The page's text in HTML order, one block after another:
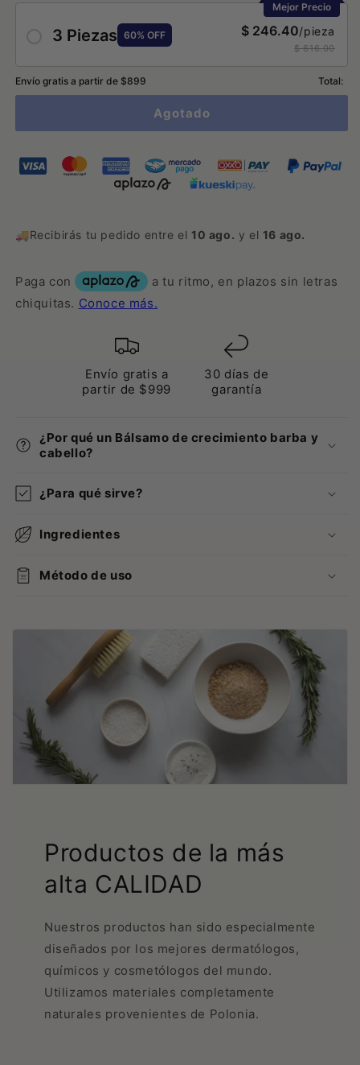
3 Piezas 60% OFF
Mejor Precio
$ 246.40/pieza
$ 616.00
Envío gratis a partir de $899 Total:
Agotado
🚚Recibirás tu pedido entre el 10 ago. y el 16 ago.
Envío gratis a
partir de $999
30 días de
garantía
¿Por qué un Bálsamo de crecimiento barba y
cabello?
¿Para qué sirve?
Ingredientes
Método de uso
Productos de la más
alta CALIDAD
Nuestros productos han sido especialmente
diseñados por los mejores dermatólogos,
químicos y cosmetólogos del mundo.
Utilizamos materiales completamente
naturales provenientes de Polonia.